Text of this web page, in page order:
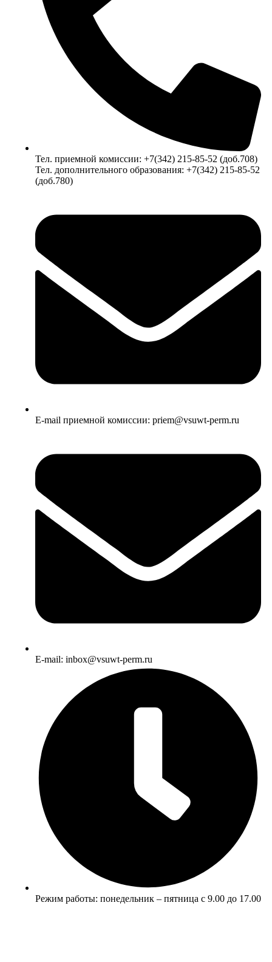
Тел. приемной комиссии: +7(342) 215-85-52 (доб.708)
Тел. дополнительного образования: +7(342) 215-85-52
(доб.780)
E-mail приемной комиссии: priem@vsuwt-perm.ru
E-mail: inbox@vsuwt-perm.ru
Режим работы: понедельник – пятница с 9.00 до 17.00